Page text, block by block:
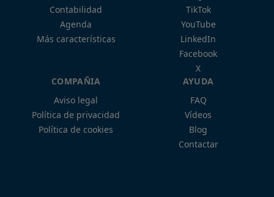
Contabilidad
Agenda
Más características
TikTok
YouTube
LinkedIn
Facebook
X
COMPAÑIA
Aviso legal
Política de privacidad
Política de cookies
AYUDA
FAQ
Vídeos
Blog
Contactar